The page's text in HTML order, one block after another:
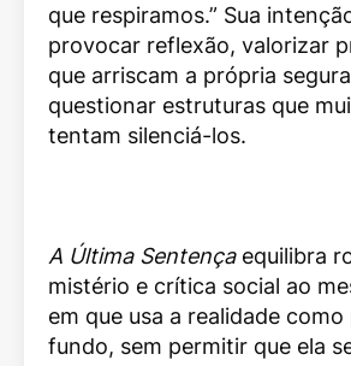
que respiramos.” Sua
provocar reflexão, valorizar
que arriscam a própria
questionar estruturas que
tentam silenciá-los.
A Última Sentençaequilibra
mistério e crítica social ao
em que usa a realidade
fundo, sem permitir que ela